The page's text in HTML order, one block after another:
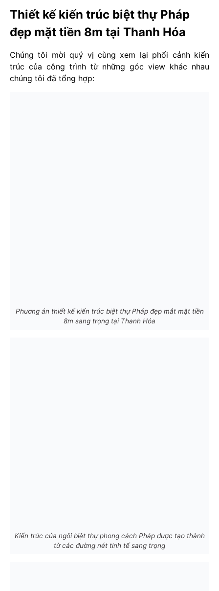
Thiết kế kiến trúc biệt thự Pháp
đẹp mặt tiền 8m tại Thanh Hóa
Chúng tôi mời quý vị cùng xem lại phối cảnh kiến
trúc của công trình từ những góc view khác nhau
chúng tôi đã tổng hợp:
Phương án thiết kế kiến trúc biệt thự Pháp đẹp mắt mặt tiền
8m sang trọng tại Thanh Hóa
Kiến trúc của ngôi biệt thự phong cách Pháp được tạo thành
từ các đường nét tinh tế sang trọng